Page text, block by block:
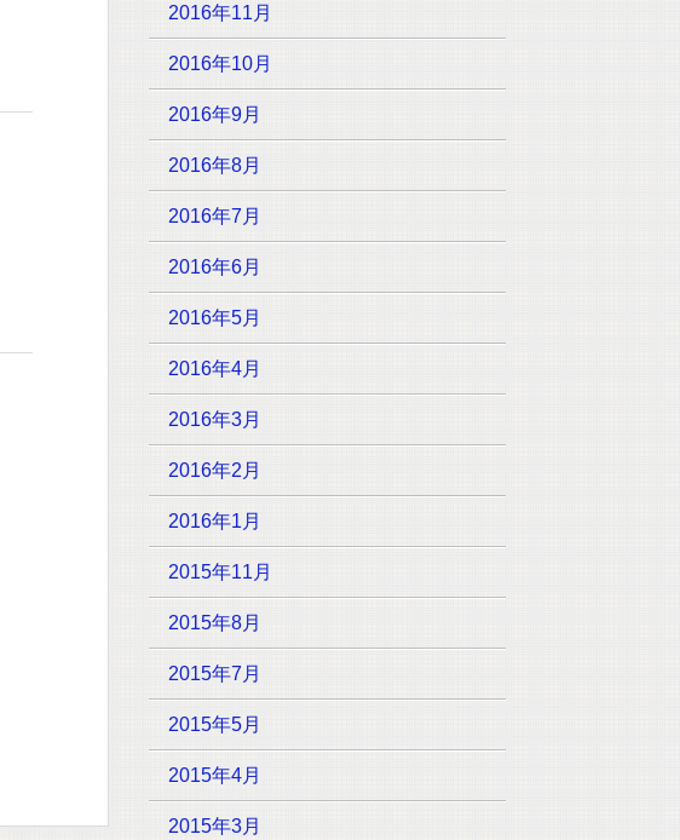
2016年11月
2016年10月
2016年9月
2016年8月
2016年7月
2016年6月
2016年5月
2016年4月
2016年3月
2016年2月
2016年1月
2015年11月
2015年8月
2015年7月
2015年5月
2015年4月
2015年3月